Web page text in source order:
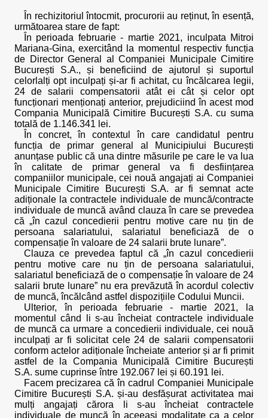
În rechizitoriul întocmit, procurorii au reținut, în esență,
următoarea stare de fapt:
În perioada februarie - martie 2021, inculpata Mitroi
Mariana-Gina, exercitând la momentul respectiv funcția
de Director General al Companiei Municipale Cimitire
București S.A., și beneficiind de ajutorul și suportul
celorlalți opt inculpați și-ar fi achitat, cu încălcarea legii,
24 de salarii compensatorii atât ei cât și celor opt
funcționari menționați anterior, prejudiciind în acest mod
Compania Municipală Cimitire București S.A. cu suma
totală de 1.146.341 lei.
În concret, în contextul în care candidatul pentru
funcția de primar general al Municipiului București
anunțase public că una dintre măsurile pe care le va lua
în calitate de primar general va fi desființarea
companiilor municipale, cei nouă angajați ai Companiei
Municipale Cimitire București S.A. ar fi semnat acte
adiționale la contractele individuale de muncă/contracte
individuale de muncă având clauza în care se prevedea
că „în cazul concedierii pentru motive care nu țin de
persoana salariatului, salariatul beneficiază de o
compensație în valoare de 24 salarii brute lunare”.
Clauza ce prevedea faptul că „în cazul concedierii
pentru motive care nu țin de persoana salariatului,
salariatul beneficiază de o compensație în valoare de 24
salarii brute lunare” nu era prevăzută în acordul colectiv
de muncă, încălcând astfel dispozițiile Codului Muncii.
Ulterior, în perioada februarie - martie 2021, la
momentul când li s-au încheiat contractele individuale
de muncă ca urmare a concedierii individuale, cei nouă
inculpați ar fi solicitat cele 24 de salarii compensatorii
conform actelor adiționale încheiate anterior și ar fi primit
astfel de la Compania Municipală Cimitire București
S.A. sume cuprinse între 192.067 lei și 60.191 lei.
Facem precizarea că în cadrul Companiei Municipale
Cimitire București S.A. și-au desfășurat activitatea mai
mulți angajați cărora li s-au încheiat contractele
individuale de muncă în aceeași modalitate ca a celor